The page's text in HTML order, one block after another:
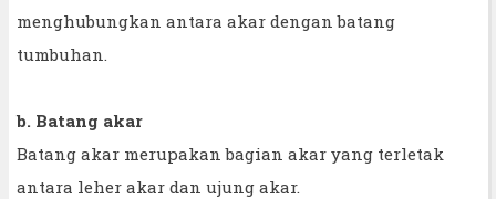
menghubungkan antara akar dengan batang
tumbuhan.
b. Batang akar
Batang akar merupakan bagian akar yang terletak
antara leher akar dan ujung akar.